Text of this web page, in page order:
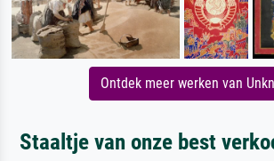
Ontdek meer werken van
Staaltje van onze best